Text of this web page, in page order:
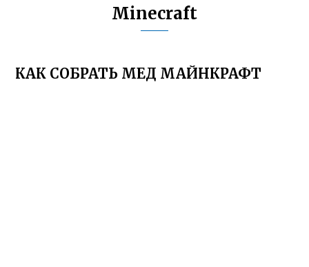
Minecraft
КАК СОБРАТЬ МЕД МАЙНКРАФТ